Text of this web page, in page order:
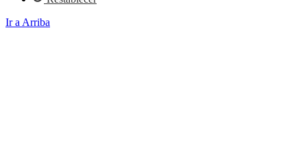
Ir a Arriba